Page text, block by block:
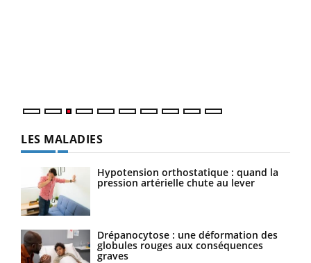
LES MALADIES
Hypotension orthostatique : quand la
pression artérielle chute au lever
Drépanocytose : une déformation des
globules rouges aux conséquences
graves